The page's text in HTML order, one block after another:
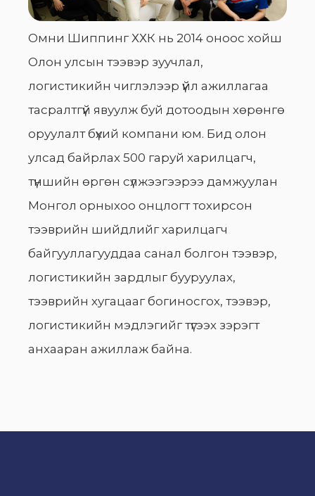
Омни Шиппинг ХХК нь 2014 оноос хойш
Олон улсын тээвэр зуучлал,
логистикийн чиглэлээр үйл ажиллагаа
тасралтгүй явуулж буй дотоодын хөрөнгө
оруулалт бүхий компани юм. Бид олон
улсад байрлах 500 гаруй харилцагч,
түншийн өргөн сүлжээгээрээ дамжуулан
Монгол орныхоо онцлогт тохирсон
тээврийн шийдлийг харилцагч
байгууллагууддаа санал болгон тээвэр,
логистикийн зардлыг бууруулах,
тээврийн хугацааг богиносгох, тээвэр,
логистикийн мэдлэгийг түгээх зэрэгт
анхааран ажиллаж байна.